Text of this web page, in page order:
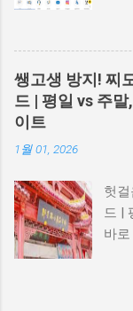
월
해
성
파
램
용
지
십
이
제
택
켓을
삼
라
완
온
쌩고생 방지! 찌
드 | 평일 vs 주
이트
1월 01, 2026
헛
드 |
바
항